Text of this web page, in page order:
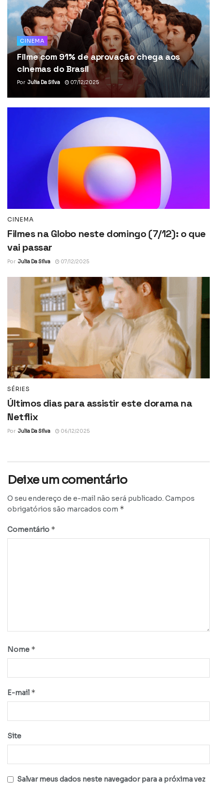
CINEMA
Filme com 91% de aprovação chega aos
cinemas do Brasil
Por Julia Da Silva 07/12/2025
CINEMA
Filmes na Globo neste domingo (7/12): o que
vai passar
Por Julia Da Silva 07/12/2025
SÉRIES
Últimos dias para assistir este dorama na
Netflix
Por Julia Da Silva 06/12/2025
Deixe um comentário
O seu endereço de e-mail não será publicado. Campos
obrigatórios são marcados com *
Comentário *
Nome *
E-mail *
Site
Salvar meus dados neste navegador para a próxima vez